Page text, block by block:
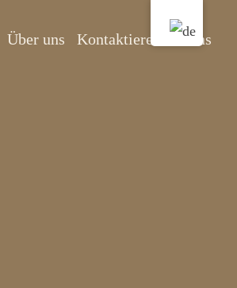
Über uns Kontaktieren Sie uns